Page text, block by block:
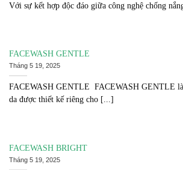
Với sự kết hợp độc đáo giữa công nghệ chống
FACEWASH GENTLE
Tháng 5 19, 2025
FACEWASH GENTLE FACEWASH GENTLE
da được thiết kế riêng cho [...]
FACEWASH BRIGHT
Tháng 5 19, 2025